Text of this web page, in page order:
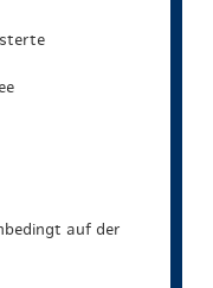
auf der